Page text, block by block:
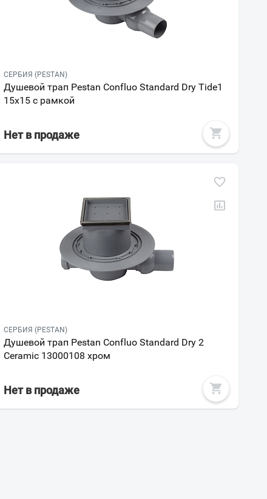
СЕРБИЯ (PESTAN)
Душевой трап Pestan Confluo Standard Dry Tide1
15x15 с рамкой
Нет в продаже
СЕРБИЯ (PESTAN)
Душевой трап Pestan Confluo Standard Dry 2
Ceramic 13000108 хром
Нет в продаже